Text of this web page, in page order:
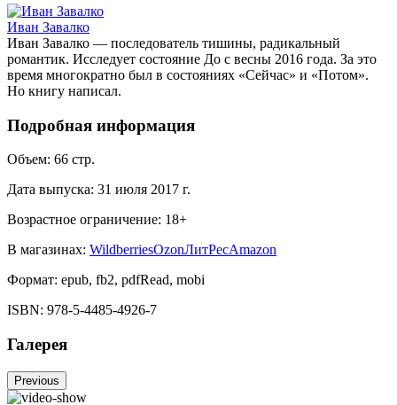
Иван Завалко
Иван Завалко — последователь тишины, радикальный
романтик. Исследует состояние До с весны 2016 года. За это
время многократно был в состояниях «Сейчас» и «Потом».
Но книгу написал.
Подробная информация
Объем: 66 стр.
Дата выпуска: 31 июля 2017 г.
Возрастное ограничение: 18+
В магазинах: WildberriesOzonЛитРесAmazon
Формат: epub, fb2, pdfRead, mobi
ISBN: 978-5-4485-4926-7
Галерея
Previous